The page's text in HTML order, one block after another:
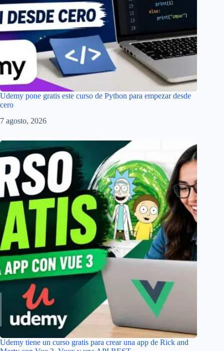
Udemy pone gratis este curso de Python para empezar desde
cero
7 agosto, 2026
Udemy tiene un curso gratis para crear una app de Rick and